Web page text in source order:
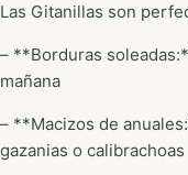
Las Gitanillas son
– **Borduras
mañana
– **Macizos de
gazanias o calibrachoas